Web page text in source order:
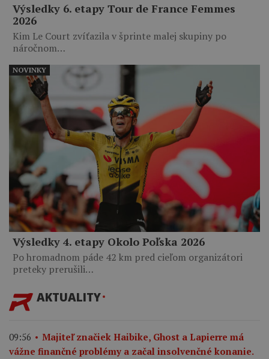
Výsledky 6. etapy Tour de France Femmes
2026
Kim Le Court zvíťazila v šprinte malej skupiny po
náročnom…
Výsledky 4. etapy Okolo Poľska 2026
Po hromadnom páde 42 km pred cieľom organizátori
preteky prerušili…
NOVINKY
AKTUALITY
09:56
Majiteľ značiek Haibike, Ghost a Lapierre má
vážne finančné problémy a začal insolvenčné konanie.